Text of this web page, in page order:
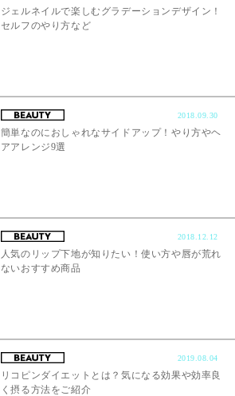
ジェルネイルで楽しむグラデーションデザイン！
セルフのやり方など
2018.09.30
簡単なのにおしゃれなサイドアップ！やり方やヘ
アアレンジ9選
2018.12.12
人気のリップ下地が知りたい！使い方や唇が荒れ
ないおすすめ商品
2019.08.04
リコピンダイエットとは？気になる効果や効率良
く摂る方法をご紹介